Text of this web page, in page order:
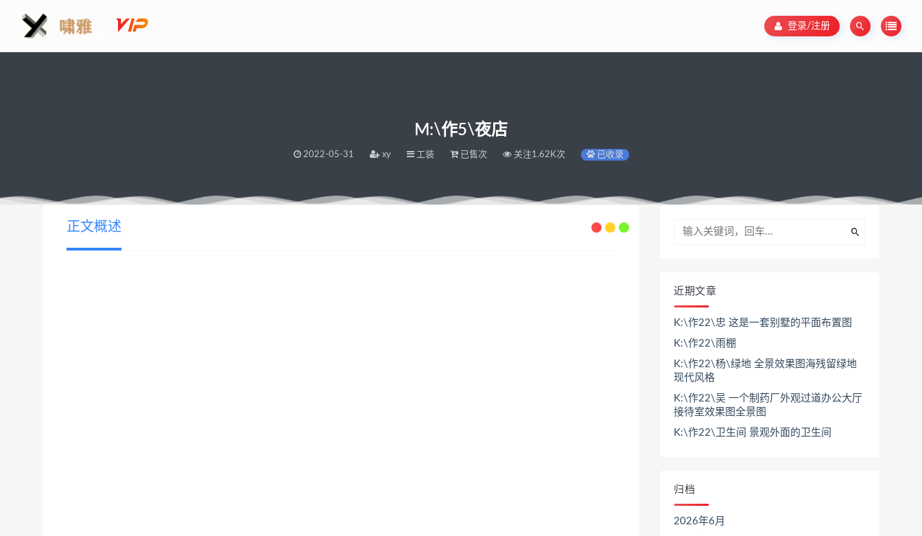
登录/注册
M:\作5\夜店
2022-05-31 xy 工装 已售次 关注1.62K次 已收录
正文概述
近期文章
K:\作22\忠 这是一套别墅的平面布置图
K:\作22\雨棚
K:\作22\杨\绿地 全景效果图海残留绿地
现代风格
K:\作22\吴 一个制药厂外观过道办公大厅
接待室效果图全景图
K:\作22\卫生间 景观外面的卫生间
归档
2026年6月